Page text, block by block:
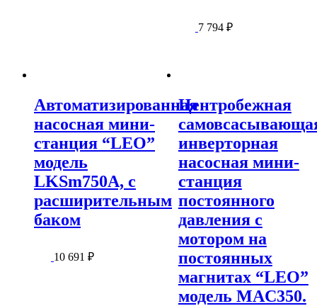
7 794 ₽
Автоматизированная
насосная мини-
станция “LEO”
модель
LKSm750A, с
расширительным
баком
10 691 ₽
Центробежная
инверторная
насосная мини-
станция
постоянного
давления с
мотором на
постоянных
магнитах “LEO”
модель MAC350.